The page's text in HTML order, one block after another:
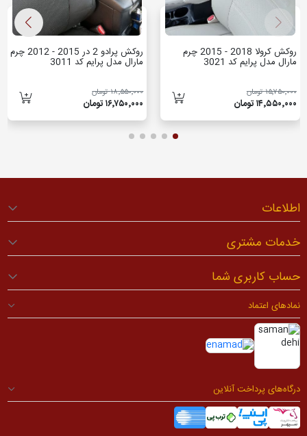
روکش کرولا 2018 - 2015 چرم
مارال مدل پرایم کد 3021
۱۵٬۷۵۰٬۰۰۰ تومان
۱۴٬۵۵۰٬۰۰۰ تومان
روکش پرادو 2 در 2015 - 2012 چرم
مارال مدل پرایم کد 3011
۱۸٬۵۵۰٬۰۰۰ تومان
۱۶٬۷۵۰٬۰۰۰ تومان
اطلاعات
خدمات مشتری
حساب کاربری شما
نمادهای اعتماد
درگاه‌های پرداخت آنلاین